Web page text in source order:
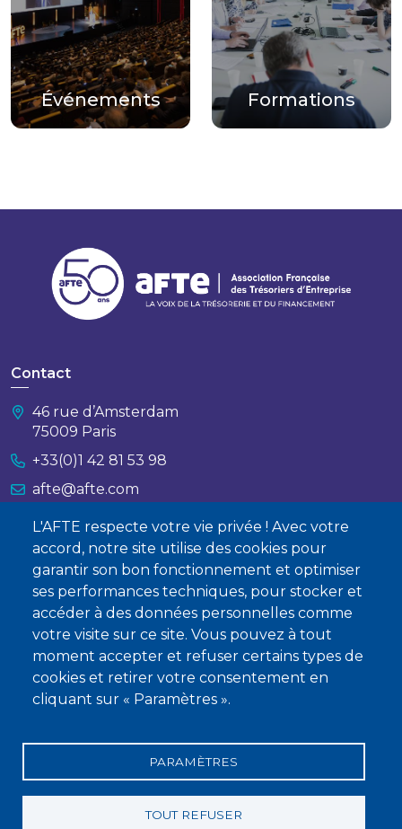
L'AFTE respecte votre vie privée ! Avec votre
accord, notre site utilise des cookies pour
garantir son bon fonctionnement et optimiser
ses performances techniques, pour stocker et
accéder à des données personnelles comme
votre visite sur ce site. Vous pouvez à tout
moment accepter et refuser certains types de
cookies et retirer votre consentement en
cliquant sur « Paramètres ».
PARAMÈTRES
TOUT REFUSER
Événements Formations
Contact
46 rue d’Amsterdam
75009 Paris
+33(0)1 42 81 53 98
afte@afte.com
Nous contacter
À propos
Qui sommes-nous ?
Devenir membre
Mentions légales
Conditions générales de vente